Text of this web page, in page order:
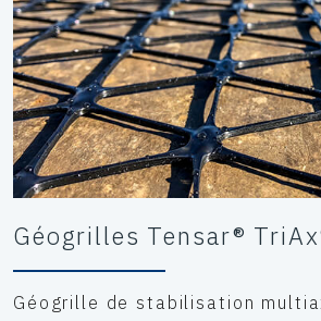
Géogrilles Tensar®
Géogrille de stabilisation